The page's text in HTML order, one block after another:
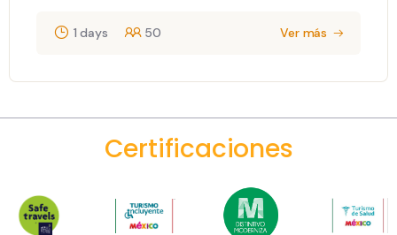
1 days 50 Ver más
Certificaciones